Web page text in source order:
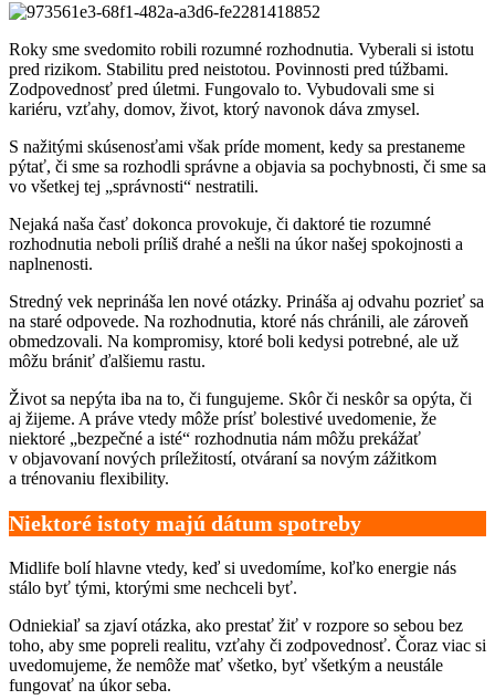
Roky sme svedomito robili rozumné rozhodnutia. Vyberali si istotu
pred rizikom. Stabilitu pred neistotou. Povinnosti pred túžbami.
Zodpovednosť pred úletmi. Fungovalo to. Vybudovali sme si
kariéru, vzťahy, domov, život, ktorý navonok dáva zmysel.
S nažitými skúsenosťami však príde moment, kedy sa prestaneme
pýtať, či sme sa rozhodli správne a objavia sa pochybnosti, či sme sa
vo všetkej tej „správnosti“ nestratili.
Nejaká naša časť dokonca provokuje, či daktoré tie rozumné
rozhodnutia neboli príliš drahé a nešli na úkor našej spokojnosti a
naplnenosti.
Stredný vek neprináša len nové otázky. Prináša aj odvahu pozrieť sa
na staré odpovede. Na rozhodnutia, ktoré nás chránili, ale zároveň
obmedzovali. Na kompromisy, ktoré boli kedysi potrebné, ale už
môžu brániť ďalšiemu rastu.
Život sa nepýta iba na to, či fungujeme. Skôr či neskôr sa opýta, či
aj žijeme. A práve vtedy môže prísť bolestivé uvedomenie, že
niektoré „bezpečné a isté“ rozhodnutia nám môžu prekážať
v objavovaní nových príležitostí, otváraní sa novým zážitkom
a trénovaniu flexibility.
Niektoré istoty majú dátum spotreby
Midlife bolí hlavne vtedy, keď si uvedomíme, koľko energie nás
stálo byť tými, ktorými sme nechceli byť.
Odniekiaľ sa zjaví otázka, ako prestať žiť v rozpore so sebou bez
toho, aby sme popreli realitu, vzťahy či zodpovednosť. Čoraz viac si
uvedomujeme, že nemôže mať všetko, byť všetkým a neustále
fungovať na úkor seba.